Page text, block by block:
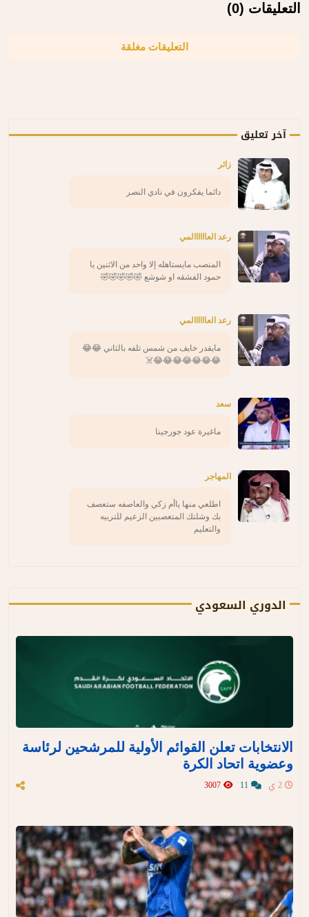
التعليقات (0)
التعليقات مغلقة
آخر تعليق
زائر
دائما يفكرون في نادي النصر
رعد العاااااالمي
المنصب مايستاهله إلا واحد من الاثنين يا
حمود الفشقه او شوشع 🤣🤣🤣🤣🤣
رعد العاااااالمي
مايقدر خايف من شمس تلفه بالثاني 😂😂
😂😂😂😂😂😂😂☠️
سعد
ماغيرة عود جورجينا
المهاجر
اطلعي منها ياأم زكي والعاصفه ستعصف
بك وشلتك المتعصبين الزعيم للتربيه
والتعليم
الدوري السعودي
الانتخابات تعلن القوائم الأولية للمرشحين لرئاسة
وعضوية اتحاد الكرة